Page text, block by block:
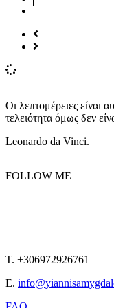
Οι λεπτομέρειες είναι
τελειότητα όμως δεν
Leonardo da Vinci.
FOLLOW ME
T. +306972926761
E.